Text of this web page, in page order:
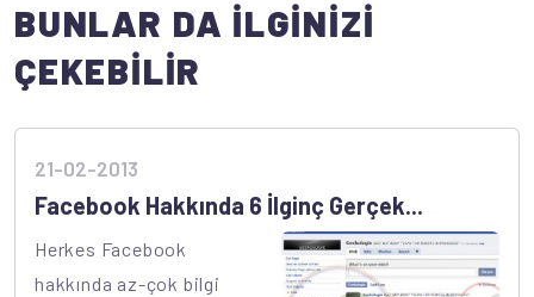
BUNLAR DA İLGİNİZİ
ÇEKEBİLİR
21-02-2013
Facebook Hakkında 6 İlginç Gerçek...
Herkes Facebook
hakkında az-çok bilgi